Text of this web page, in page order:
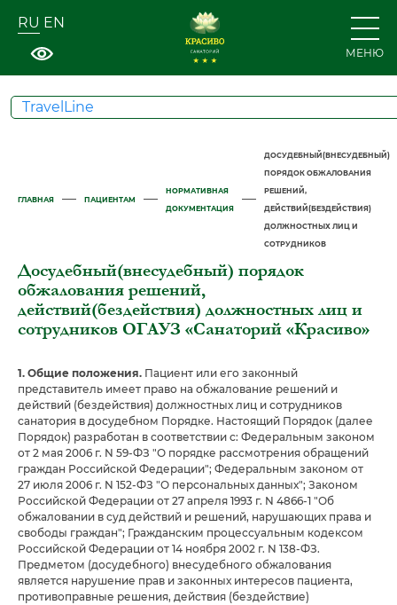
RU EN
МЕНЮ
TravelLine
ГЛАВНАЯ — ПАЦИЕНТАМ —
НОРМАТИВНАЯ
ДОКУМЕНТАЦИЯ
—
ДОСУДЕБНЫЙ(ВНЕСУДЕБНЫЙ)
ПОРЯДОК ОБЖАЛОВАНИЯ
РЕШЕНИЙ,
ДЕЙСТВИЙ(БЕЗДЕЙСТВИЯ)
ДОЛЖНОСТНЫХ ЛИЦ И
СОТРУДНИКОВ
Досудебный(внесудебный) порядок
обжалования решений,
действий(бездействия) должностных лиц и
сотрудников ОГАУЗ «Санаторий «Красиво»
1. Общие положения. Пациент или его законный
представитель имеет право на обжалование решений и
действий (бездействия) должностных лиц и сотрудников
санатория в досудебном Порядке. Настоящий Порядок (далее
Порядок) разработан в соответствии с: Федеральным законом
от 2 мая 2006 г. N 59-ФЗ "О порядке рассмотрения обращений
граждан Российской Федерации"; Федеральным законом от
27 июля 2006 г. N 152-ФЗ "О персональных данных"; Законом
Российской Федерации от 27 апреля 1993 г. N 4866-1 "Об
обжаловании в суд действий и решений, нарушающих права и
свободы граждан"; Гражданским процессуальным кодексом
Российской Федерации от 14 ноября 2002 г. N 138-ФЗ.
Предметом (досудебного) внесудебного обжалования
является нарушение прав и законных интересов пациента,
противоправные решения, действия (бездействие)